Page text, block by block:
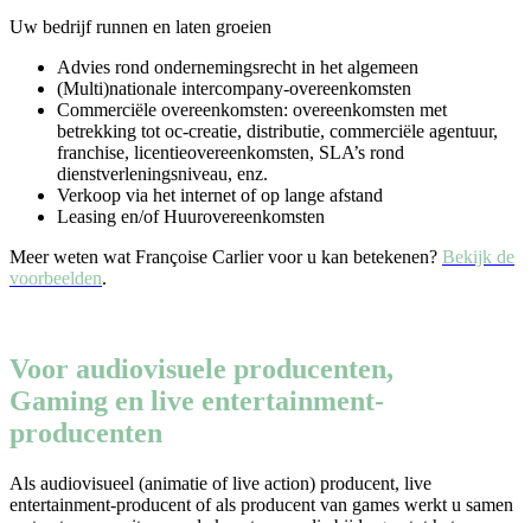
Uw bedrijf runnen en laten groeien
Advies rond ondernemingsrecht in het algemeen
(Multi)nationale intercompany-overeenkomsten
Commerciële overeenkomsten: overeenkomsten met
betrekking tot oc-creatie, distributie, commerciële agentuur,
franchise, licentieovereenkomsten, SLA’s rond
dienstverleningsniveau, enz.
Verkoop via het internet of op lange afstand
Leasing en/of Huurovereenkomsten
Meer weten wat Françoise Carlier voor u kan betekenen? Bekijk de
voorbeelden.
Voor audiovisuele producenten,
Gaming en live entertainment-
producenten
Als audiovisueel (animatie of live action) producent, live
entertainment-producent of als producent van games werkt u samen